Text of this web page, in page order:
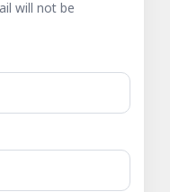
will not be